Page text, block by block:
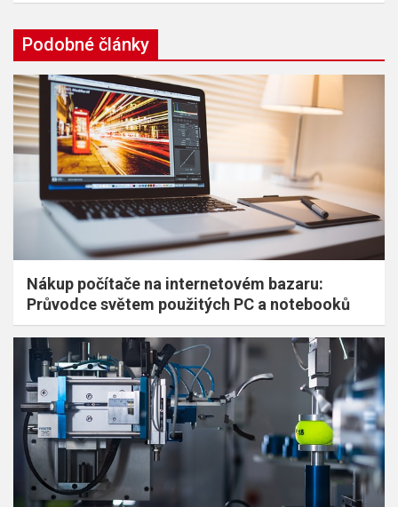
Podobné články
Nákup počítače na internetovém bazaru:
Průvodce světem použitých PC a notebooků